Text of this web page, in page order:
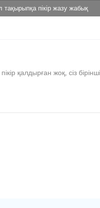
тақырыпқа пікір жазу жабық
қалдырған жоқ, сіз